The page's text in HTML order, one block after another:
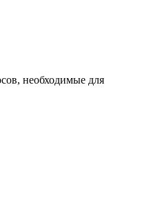
необходимые для